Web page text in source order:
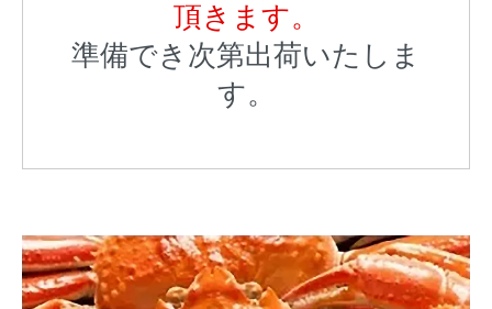
頂きます。
準備でき次第出荷いたしま
す。